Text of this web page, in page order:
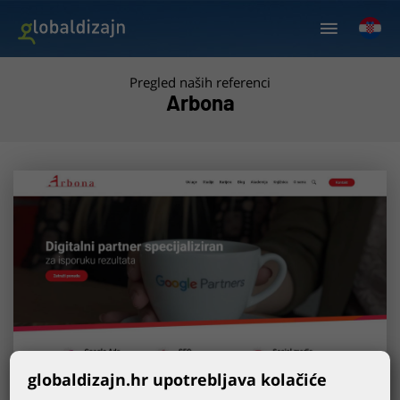
Pregled naših referenci
Arbona
globaldizajn.hr upotrebljava kolačiće